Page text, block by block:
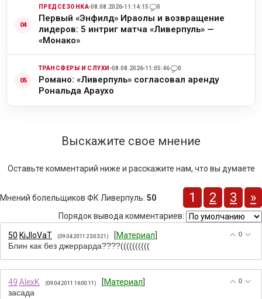
ПРЕДСЕЗОНКА 08.08.2026 11:14:15 0
Первый «Энфилд» Ираолы и возвращение
лидеров: 5 интриг матча «Ливерпуль» —
«Монако»
ТРАНСФЕРЫ И СЛУХИ 08.08.2026 11:05:46 0
Романо: «Ливерпуль» согласовал аренду
Рональда Араухо
Выскажите свое мнение
Оставьте комментарий ниже и расскажите нам, что вы думаете
Мнений болельщиков ФК Ливерпуль: 50 1 2 3 »
Порядок вывода комментариев:
0
50 KiJIoVaT (09.04.2011 23:03:21) [Материал
Блин как без джеррарда????((((((((((
0
49 AlexK (09.04.2011 16:00:11) [Материал
засада